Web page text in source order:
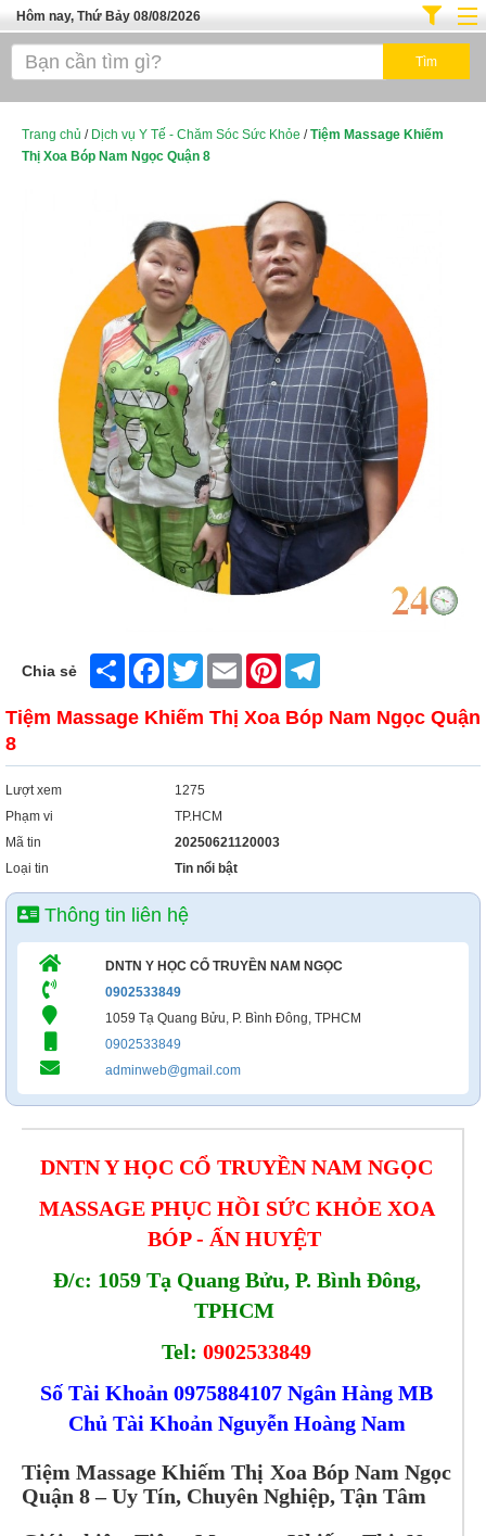
Hôm nay, Thứ Bảy 08/08/2026
Trang chủ
Tuyển Sinh Đào Tạo
Thời Trang
Việc Làm
Hàng Tiêu Dùng
Trang chủ / Dịch vụ Y Tế - Chăm Sóc Sức Khỏe /Tiệm Massage Khiếm
Thị Xoa Bóp Nam Ngọc Quận 8
Chia sẻ Share FacebookTwitter Email Pinterest
Tiệm Massage Khiếm Thị Xoa Bóp Nam Ngọc Quận
8
Lượt xem
1275
Phạm vi
TP.HCM
Mã tin
20250621120003
Loại tin
Tin nổi bật
Thông tin liên hệ
DNTN Y HỌC CỔ TRUYỀN NAM NGỌC
0902533849
1059 Tạ Quang Bửu, P. Bình Đông, TPHCM
0902533849
adminweb@gmail.com
DNTN Y HỌC CỔ TRUYỀN NAM NGỌC
MASSAGE PHỤC HỒI SỨC KHỎE XOA
BÓP - ẤN HUYỆT
Đ/c: 1059 Tạ Quang Bửu, P. Bình Đông,
TPHCM
Tel: 0902533849
Số Tài Khoản 0975884107 Ngân Hàng MB
Chủ Tài Khoản Nguyễn Hoàng Nam
Tiệm Massage Khiếm Thị Xoa Bóp Nam Ngọc
Quận 8 – Uy Tín, Chuyên Nghiệp, Tận Tâm